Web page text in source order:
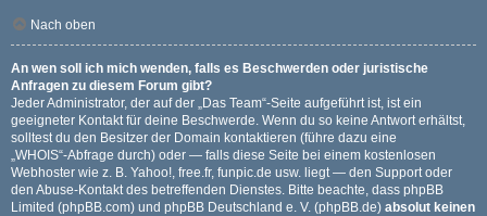
Nach oben
An wen soll ich mich wenden, falls es Beschwerden oder juristische
Anfragen zu diesem Forum gibt?
Jeder Administrator, der auf der „Das Team“-Seite aufgeführt ist, ist ein
geeigneter Kontakt für deine Beschwerde. Wenn du so keine Antwort erhältst,
solltest du den Besitzer der Domain kontaktieren (führe dazu eine
„WHOIS“-Abfrage durch) oder — falls diese Seite bei einem kostenlosen
Webhoster wie z. B. Yahoo!, free.fr, funpic.de usw. liegt — den Support oder
den Abuse-Kontakt des betreffenden Dienstes. Bitte beachte, dass phpBB
Limited (phpBB.com) und phpBB Deutschland e. V. (phpBB.de) absolut keinen